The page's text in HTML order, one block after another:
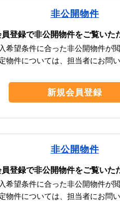
非公開物件
登録で非公開物件をご覧いた
希望条件に合った非公開物件が閲
物件については、担当者にお問い
新規会員登録
非公開物件
登録で非公開物件をご覧いた
希望条件に合った非公開物件が閲
物件については、担当者にお問い